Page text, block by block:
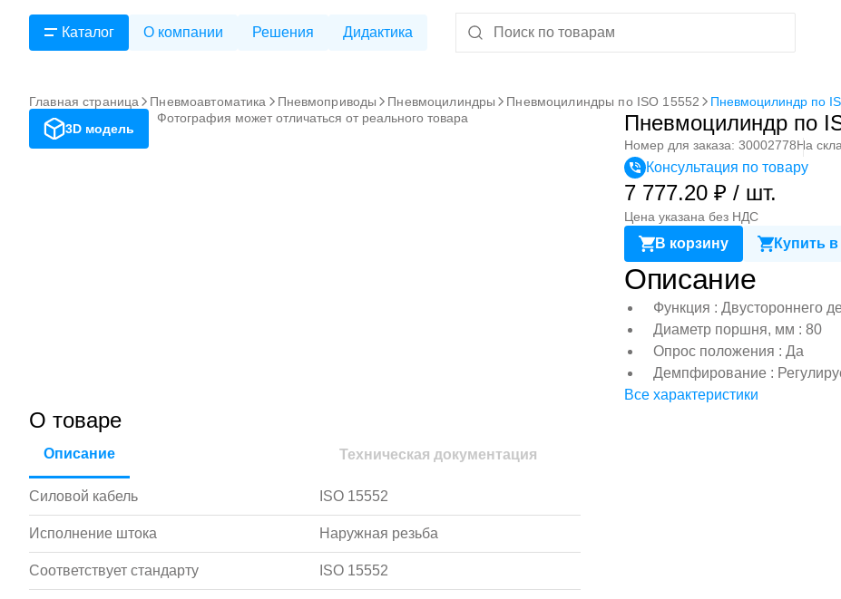
Каталог О компании Решения Дидактика
Главная страница Пневмоавтоматика Пневмоприводы Пневмоцилиндры Пневмоцилиндры по ISO 15552
Пневмоцилиндр по
3D модель
Фотография может отличаться от реального товара Пневмоцилиндр по
Номер для заказа: 30002778На
Консультация по товару
7 777.20 ₽ / шт.
Цена указана без НДС
В корзину Купить в
Описание
Функция : Двустороннего
Диаметр поршня, мм : 80
Опрос положения : Да
Демпфирование :
Все характеристики
О товаре
Описание Техническая документация
Силовой кабель ISO 15552
Исполнение штока Наружная резьба
Соответствует стандарту ISO 15552